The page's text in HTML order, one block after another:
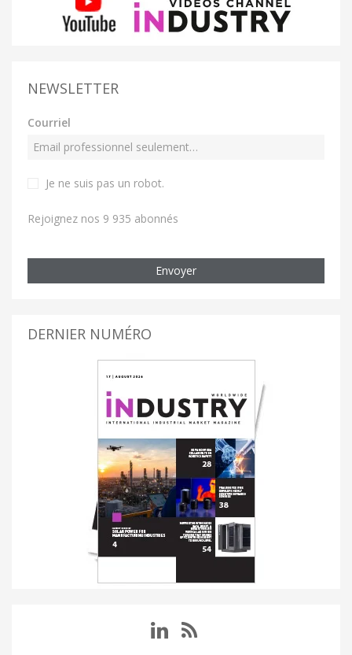
NEWSLETTER
Courriel
Je ne suis pas un robot.
Rejoignez nos 9 935 abonnés
Envoyer
DERNIER NUMÉRO